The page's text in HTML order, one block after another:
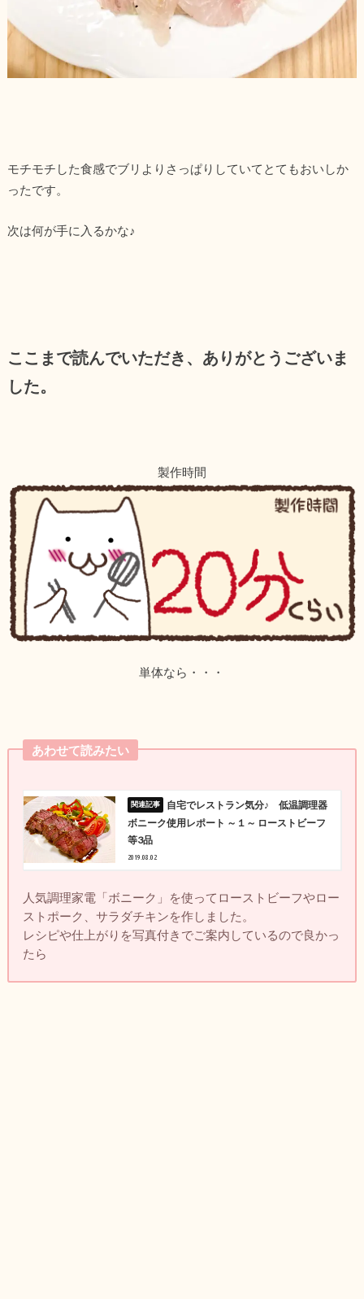
モチモチした食感でブリよりさっぱりしていてとてもおいしか
ったです。
次は何が手に入るかな♪
ここまで読んでいただき、ありがとうございま
した。
製作時間
単体なら・・・
あわせて読みたい
自宅でレストラン気分♪ 低温調理器
ボニーク使用レポート ～１～ ローストビーフ
等3品
2019.08.02
人気調理家電「ボニーク」を使ってローストビーフやロー
ストポーク、サラダチキンを作しました。
レシピや仕上がりを写真付きでご案内しているので良かっ
たら